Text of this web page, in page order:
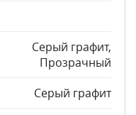
Серый графит,
Прозрачный
Серый графит